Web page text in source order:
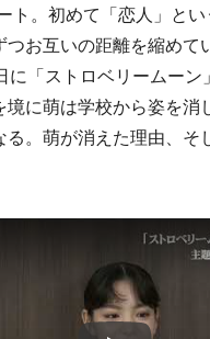
ト。初めて「恋人」と
つお互いの距離を縮めて
に「ストロベリームーン
境に萌は学校から姿を消
。萌が消えた理由、そ